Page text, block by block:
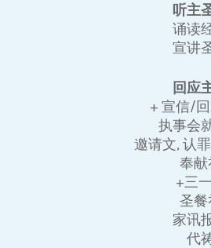
听主
诵读
宣讲
回应
+ 宣信/
执事会
邀请文, 认
奉
+三
圣
家讯
代